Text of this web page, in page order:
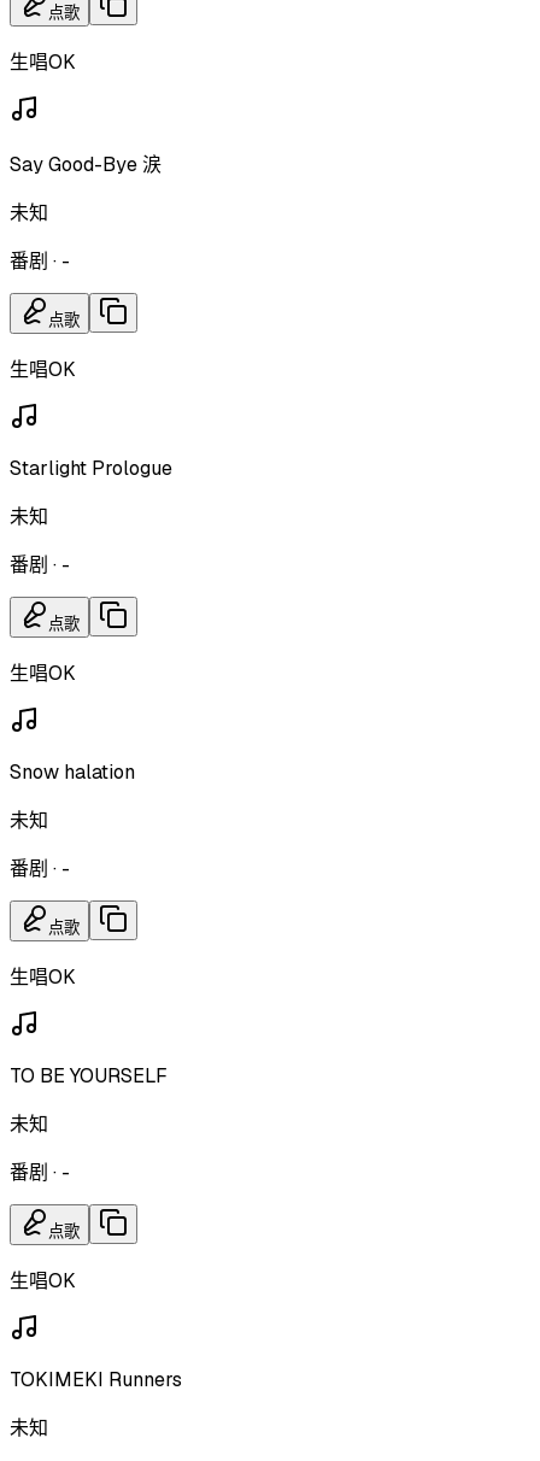
点歌
生唱OK
Say Good-Bye 涙
未知
番剧 · -
点歌
生唱OK
Starlight Prologue
未知
番剧 · -
点歌
生唱OK
Snow halation
未知
番剧 · -
点歌
生唱OK
TO BE YOURSELF
未知
番剧 · -
点歌
生唱OK
TOKIMEKI Runners
未知